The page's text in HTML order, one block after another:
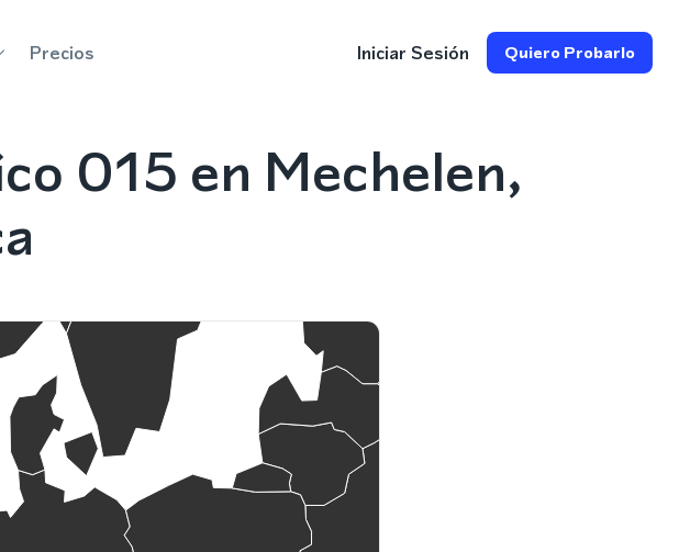
Precios Iniciar Sesión Quiero Probarlo
015 en Mechelen,